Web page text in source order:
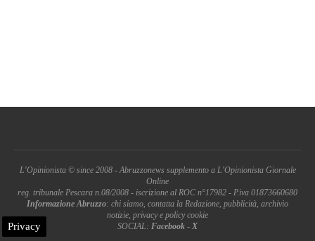
L'Opinionista © since 2008 - Abruzzonews supplemento a L'Opinionista Giornale
Online
reg. tribunale Pescara n.08/2008 - iscrizione al ROC n°17982 - P.iva 01873660680
Informazione Abruzzo: chi siamo, contatta la Redazione, pubblicità, archivio
notizie, privacy e policy cookie
SOCIAL: Facebook - X
Privacy